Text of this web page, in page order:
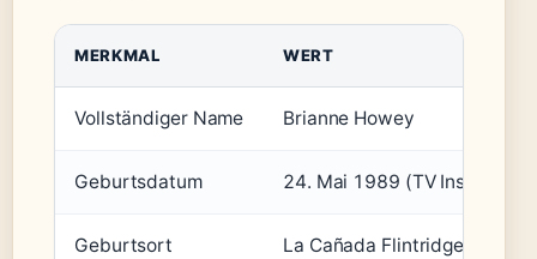
MERKMAL WERT
Vollständiger Name Brianne Howey
Geburtsdatum 24. Mai 1989 (TV Insider)
Geburtsort La Cañada Flintridge,